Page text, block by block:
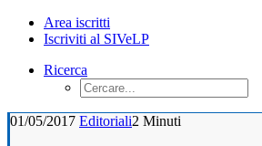
Area iscritti
Iscriviti al SIVeLP
Ricerca
01/05/2017 Editoriali2 Minuti